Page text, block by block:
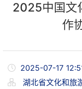
2025中国文
作
2025-07-17
湖北省文化和旅